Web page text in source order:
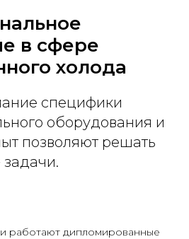
в сфере
холода
специфики
оборудования и
позволяют решать
работают дипломированные